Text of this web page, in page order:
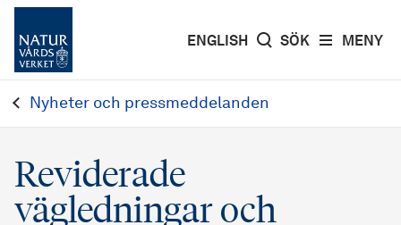
MENY
ENGLISH SÖK
Nyheter och pressmeddelanden
Reviderade
vägledningar och